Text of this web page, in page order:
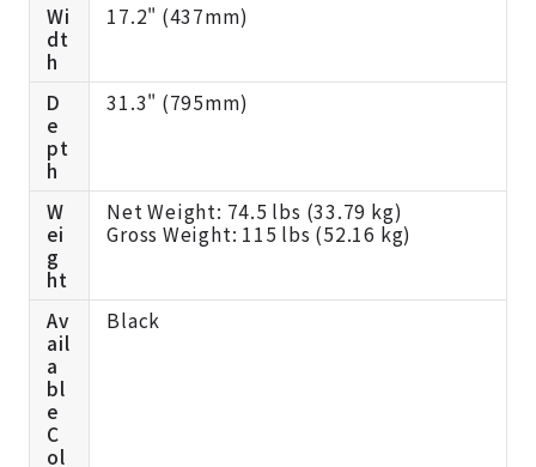
Wi
dt
h
17.2" (437mm)
D
e
pt
h
31.3" (795mm)
W
ei
g
ht
Net Weight: 74.5 lbs (33.79 kg)
Gross Weight: 115 lbs (52.16 kg)
Av
ail
a
bl
e
C
ol
Black